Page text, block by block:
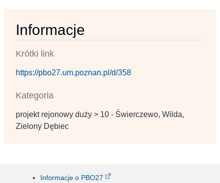
Informacje
Krótki link
https://pbo27.um.poznan.pl/d/358
Kategoria
projekt rejonowy duży > 10 - Świerczewo, Wilda,
Zielony Dębiec
Informacje o PBO27